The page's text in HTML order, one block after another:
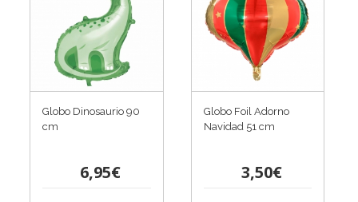
Globo Dinosaurio 90
cm
6,95€
Globo Foil Adorno
Navidad 51 cm
3,50€